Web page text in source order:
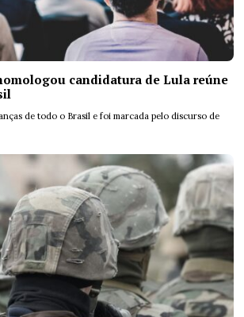
candidatura de Lula reúne
de todo o Brasil e foi marcada pelo discurso de